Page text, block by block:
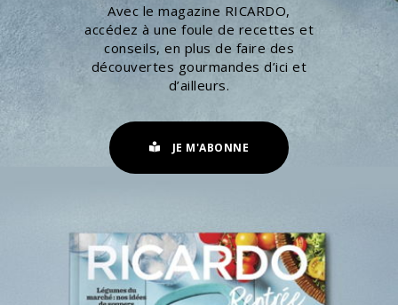
Avec le magazine RICARDO,
accédez à une foule de recettes et
conseils, en plus de faire des
découvertes gourmandes d’ici et
d’ailleurs.
JE M'ABONNE